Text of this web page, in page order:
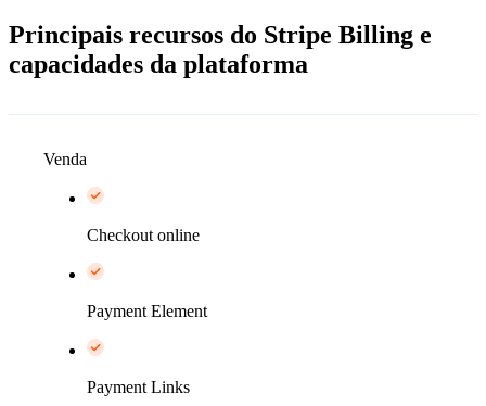
Principais recursos do Stripe Billing e
capacidades da plataforma
Venda
Checkout online
Payment Element
Payment Links